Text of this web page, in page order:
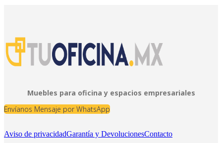
Muebles para oficina y espacios empresariales
Envíanos Mensaje por WhatsApp
Aviso de privacidadGarantía y DevolucionesContacto